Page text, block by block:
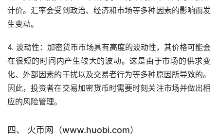
计价。汇率会受到政治、经济和市场等多种因素的影响而发
生变动。
4. 波动性：加密货币市场具有高度的波动性，其价格可能会
在很短的时间内产生较大的波动。这是由于市场的供求变
化、外部因素的干扰以及交易者行为等多种原因所导致的。
因此，投资者在交易加密货币时需要时刻关注市场并做出相
应的风险管理。
四、 火币网（www.huobi.com）